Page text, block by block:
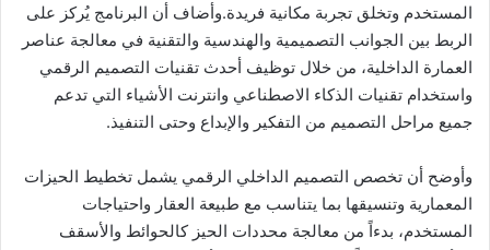
المستخدم وتخلق تجربة مكانية فريدة.وأضاف أن البرنامج يُركز على
الربط بين الجوانب التصميمية والهندسية والتقنية في معالجة عناصر
العمارة الداخلية، من خلال توظيف أحدث تقنيات التصميم الرقمي
واستخدام تقنيات الذكاء الاصطناعي وانترنت الأشياء التي تدعم
جميع مراحل التصميم من التفكير والإبداع وحتى التنفيذ.
وأوضح أن تخصص التصميم الداخلي الرقمي يشمل تخطيط الحيزات
المعمارية وتنسيقها بما يتناسب مع طبيعة العقار واحتياجات
المستخدم، بدءاً من معالجة محددات الحيز كالحوائط والأسقف